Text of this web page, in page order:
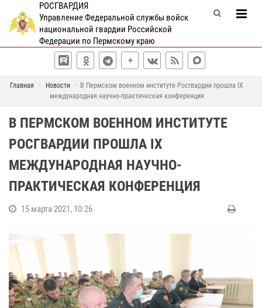
РОСГВАРДИЯ
Управление Федеральной службы войск
национальной гвардии Российской
Федерации по Пермскому краю
Главная Новости
В Пермском военном институте Росгвардии прошла IX
международная научно-практическая конференция
В ПЕРМСКОМ ВОЕННОМ ИНСТИТУТЕ
РОСГВАРДИИ ПРОШЛА IX
МЕЖДУНАРОДНАЯ НАУЧНО-
ПРАКТИЧЕСКАЯ КОНФЕРЕНЦИЯ
15 марта 2021, 10:26